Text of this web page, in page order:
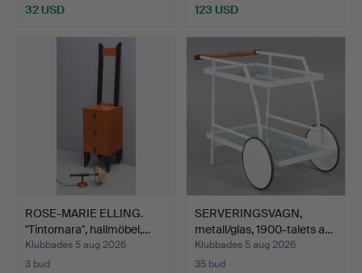
32 USD 123 USD
ROSE-MARIE ELLING.
"Tintomara", hallmöbel,…
Klubbades 5 aug 2026
3 bud
SERVERINGSVAGN,
metall/glas, 1900-talets a…
Klubbades 5 aug 2026
35 bud